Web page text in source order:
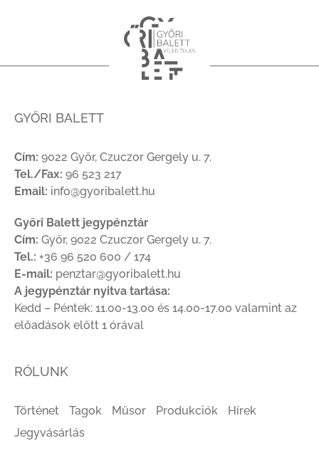
GYŐRI BALETT
Cím: 9022 Győr, Czuczor Gergely u. 7.
Tel./Fax: 96 523 217
Email: info@gyoribalett.hu
Győri Balett jegypénztár
Cím: Győr, 9022 Czuczor Gergely u. 7.
Tel.: +36 96 520 600 / 174
E-mail: penztar@gyoribalett.hu
A jegypénztár nyitva tartása:
Kedd – Péntek: 11.00-13.00 és 14.00-17.00 valamint az
előadások előtt 1 órával
RÓLUNK
Történet Tagok Műsor Produkciók
Hírek
Jegyvásárlás